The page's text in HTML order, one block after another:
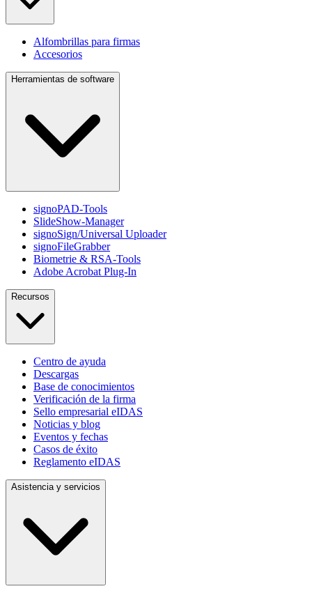
Alfombrillas para firmas
Accesorios
Herramientas de software
signoPAD-Tools
SlideShow-Manager
signoSign/Universal Uploader
signoFileGrabber
Biometrie & RSA-Tools
Adobe Acrobat Plug-In
Recursos
Centro de ayuda
Descargas
Base de conocimientos
Verificación de la firma
Sello empresarial eIDAS
Noticias y blog
Eventos y fechas
Casos de éxito
Reglamento eIDAS
Asistencia y servicios